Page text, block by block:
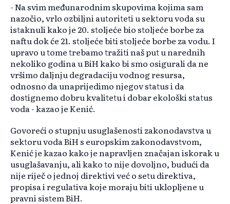
- Na svim međunarodnim skupovima kojima sam
nazočio, vrlo ozbiljni autoriteti u sektoru voda su
istaknuli kako je 20. stoljeće bio stoljeće borbe za
naftu dok će 21. stoljeće biti stoljeće borbe za vodu. I
upravo u tome trebamo tražiti naš put u narednih
nekoliko godina u BiH kako bi smo osigurali da ne
vršimo daljnju degradaciju vodnog resursa,
odnosno da unaprijedimo njegov status i da
dostignemo dobru kvalitetu i dobar ekološki status
voda - kazao je Kenić.
Govoreći o stupnju usuglašenosti zakonodavstva u
sektoru voda BiH s europskim zakonodavstvom,
Kenić je kazao kako je napravljen značajan iskorak u
usuglašavanju, ali kako to nije dovoljno, budući da
nije riječ o jednoj direktivi već o setu direktiva,
propisa i regulativa koje moraju biti uklopljene u
pravni sistem BiH.